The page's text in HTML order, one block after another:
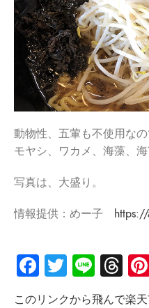
動物性、五葷も不使用な
モヤシ、ワカメ、海藻、
写真は、大盛り。
情報提供：めー子
Facebook
Twitter
Line
このリンクから飛んで楽